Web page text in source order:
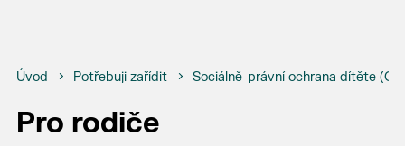
Úvod Potřebuji zařídit Sociálně-právní ochrana dítěte
Pro rodiče